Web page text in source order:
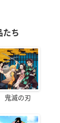
たち
鬼滅の刃